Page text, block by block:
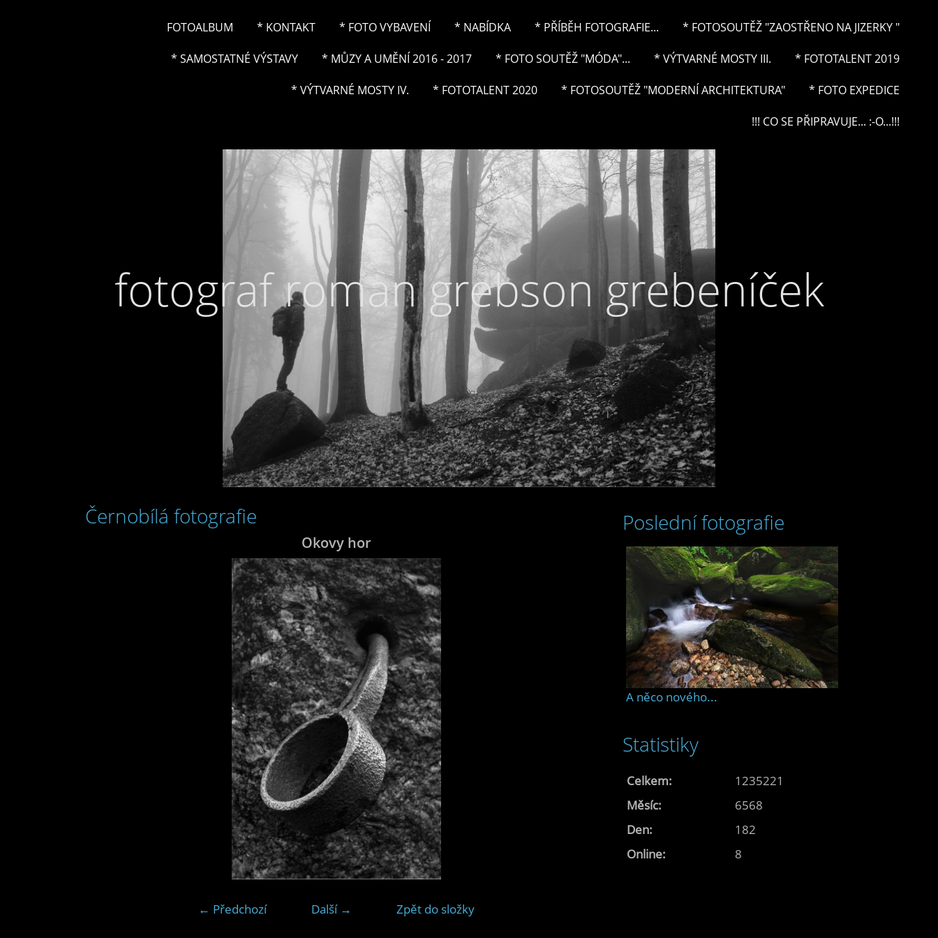
FOTOALBUM * KONTAKT * FOTO VYBAVENÍ * NABÍDKA * PŘÍBĚH FOTOGRAFIE... * FOTOSOUTĚŽ "ZAOSTŘENO NA JIZERKY "
* SAMOSTATNÉ VÝSTAVY * MŮZY A UMĚNÍ 2016 - 2017 * FOTO SOUTĚŽ "MÓDA"... * VÝTVARNÉ MOSTY III. * FOTOTALENT 2019
* VÝTVARNÉ MOSTY IV. * FOTOTALENT 2020 * FOTOSOUTĚŽ "MODERNÍ ARCHITEKTURA" * FOTO EXPEDICE
!!! CO SE PŘIPRAVUJE... :-O...!!!
fotograf roman grebson grebeníček
Černobílá fotografie
Okovy hor
← Předchozí Další → Zpět do složky
Poslední fotografie
A něco nového...
Statistiky
Online: 8
Celkem:
1235221
Měsíc:
6568
Den:
182